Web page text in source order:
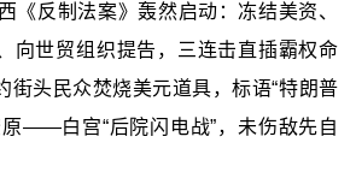
《反制法案》轰然启动：冻结美资、
向世贸组织提告，三连击直插霸权命
街头民众焚烧美元道具，标语“特朗普
——白宫“后院闪电战”，未伤敌先自